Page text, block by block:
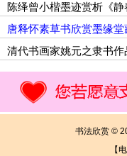
陈绎曾小楷墨迹赏析《静
唐释怀素草书欣赏墨缘
清代书画家姚元之隶书作
书法欣赏 ©
【